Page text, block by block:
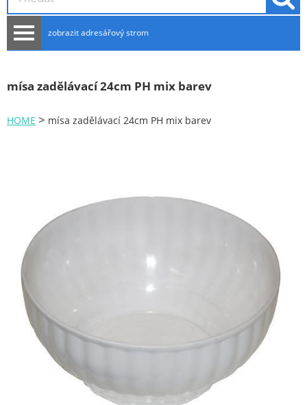
zobrazit adresářový strom
NOVINKY
NÁDOBY
Kemping
NÁBYTEK - spojovací materiál a příslušenství
Úložné boxy na nářadí
Ochranné pomůcky
Keramické brusivo
Flex. kotouče
Brusivo na podložce
mísa zadělávací 24cm PH mix barev
HOME > mísa zadělávací 24cm PH mix barev